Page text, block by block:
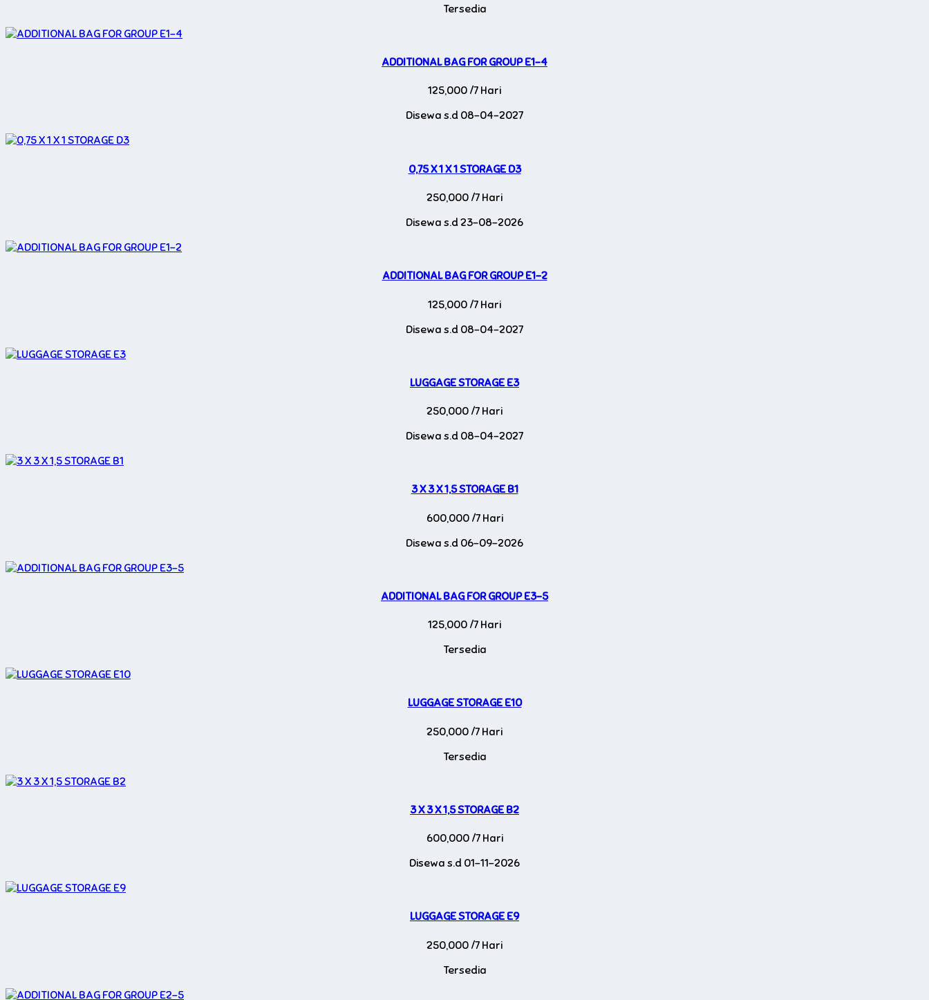
Tersedia
ADDITIONAL BAG FOR GROUP E1-4
125,000 /7 Hari
Disewa s.d 08-04-2027
0,75 X 1 X 1 STORAGE D3
250,000 /7 Hari
Disewa s.d 23-08-2026
ADDITIONAL BAG FOR GROUP E1-2
125,000 /7 Hari
Disewa s.d 08-04-2027
LUGGAGE STORAGE E3
250,000 /7 Hari
Disewa s.d 08-04-2027
3 X 3 X 1,5 STORAGE B1
600,000 /7 Hari
Disewa s.d 06-09-2026
ADDITIONAL BAG FOR GROUP E3-5
125,000 /7 Hari
Tersedia
LUGGAGE STORAGE E10
250,000 /7 Hari
Tersedia
3 X 3 X 1,5 STORAGE B2
600,000 /7 Hari
Disewa s.d 01-11-2026
LUGGAGE STORAGE E9
250,000 /7 Hari
Tersedia